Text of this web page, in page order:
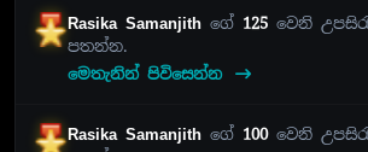
Rasika Samanjithගේ 125 වෙනි
පතන්න.
මෙතැනින් පිවිසෙන්න
Rasika Samanjithගේ 100වෙනි